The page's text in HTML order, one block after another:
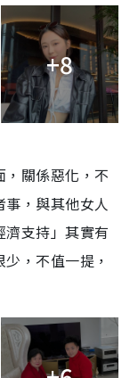
+8
關係惡化，不
，與其他女人
支持」其實有
，不值一提，